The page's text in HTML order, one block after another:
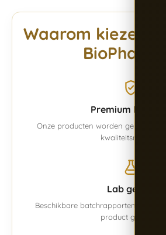
Waarom kiezen
Premium kwaliteit
Onze producten worden
kwaliteitsnormen.
Lab getest
Beschikbare batchrapporten worden
product getoond.